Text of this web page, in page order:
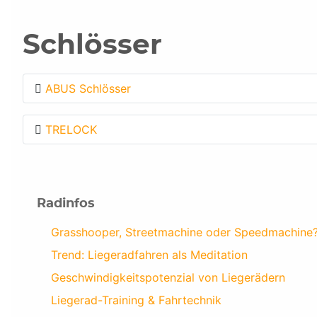
Schlösser
ABUS Schlösser
TRELOCK
Radinfos
Grasshooper, Streetmachine oder
Trend: Liegeradfahren als Meditation
Geschwindigkeitspotenzial von Liegerädern
Liegerad-Training & Fahrtechnik